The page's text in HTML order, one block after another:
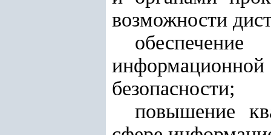
возможности
информационной
безопасности;
повышение